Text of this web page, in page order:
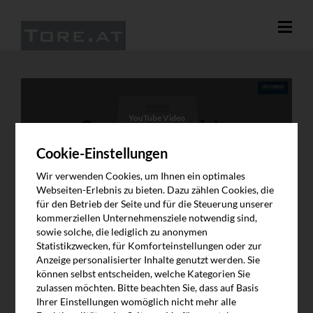
YouTube Video
Information finden Sie in unserer Datenschutzerklärung.
Video abspielen
LINDPOINTNER ANTRIEB | WHITE 1000 -
Cookie-Einstellungen
Wir verwenden Cookies, um Ihnen ein optimales
Webseiten-Erlebnis zu bieten. Dazu zählen Cookies, die
für den Betrieb der Seite und für die Steuerung unserer
kommerziellen Unternehmensziele notwendig sind,
sowie solche, die lediglich zu anonymen
Statistikzwecken, für Komforteinstellungen oder zur
Anzeige personalisierter Inhalte genutzt werden. Sie
können selbst entscheiden, welche Kategorien Sie
zulassen möchten. Bitte beachten Sie, dass auf Basis
Ihrer Einstellungen womöglich nicht mehr alle